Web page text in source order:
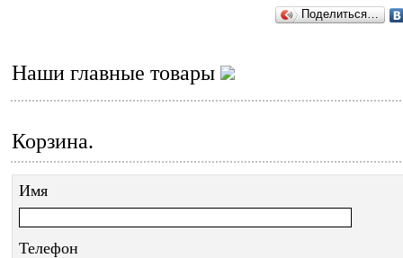
Поделиться…
Наши главные товары
Корзина.
Имя
Телефон